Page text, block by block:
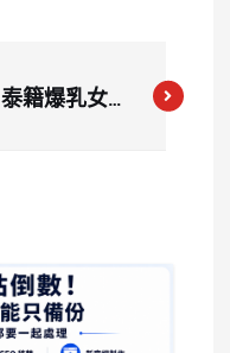
泰籍爆乳女子